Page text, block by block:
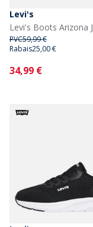
Levi's
PVC59,99 €
Rabais25,00 €
Current
34,99 €